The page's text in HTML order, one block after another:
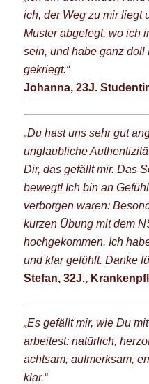
ich, der Weg zu mir liegt
Muster abgelegt, wo ich
sein, und habe ganz doll
gekriegt.“
Johanna, 23J.
„Du hast uns sehr gut
unglaubliche
Dir, das gefällt mir. Das
bewegt! Ich bin an
verborgen waren:
kurzen Übung mit dem
hochgekommen. Ich
und klar gefühlt. Danke
Stefan, 32J.,
„Es gefällt mir, wie Du
arbeitest: natürlich,
achtsam, aufmerksam,
klar.“